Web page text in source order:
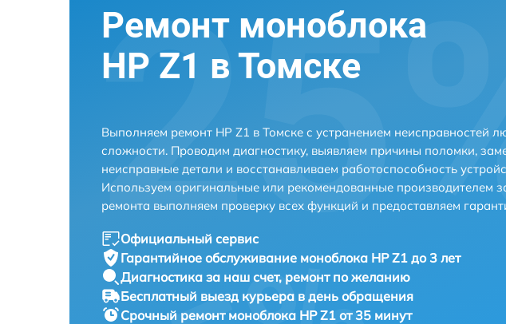
Ремонт моноблока
HP Z1 в Томске
Выполняем ремонт HP Z1 в Томске с устранением неисправностей
сложности. Проводим диагностику, выявляем причины поломки,
неисправные детали и восстанавливаем работоспособность
Используем оригинальные или рекомендованные производителем
ремонта выполняем проверку всех функций и предоставляем
Официальный сервис
Гарантийное обслуживание моноблока HP Z1 до 3 лет
Диагностика за наш счет, ремонт по желанию
Бесплатный выезд курьера в день обращения
Срочный ремонт моноблока HP Z1 от 35 минут